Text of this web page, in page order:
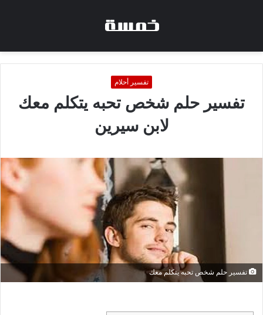
تفسير أحلام
تفسير حلم شخص تحبه يتكلم معك
لابن سيرين
تفسير حلم شخص تحبه يتكلم معك